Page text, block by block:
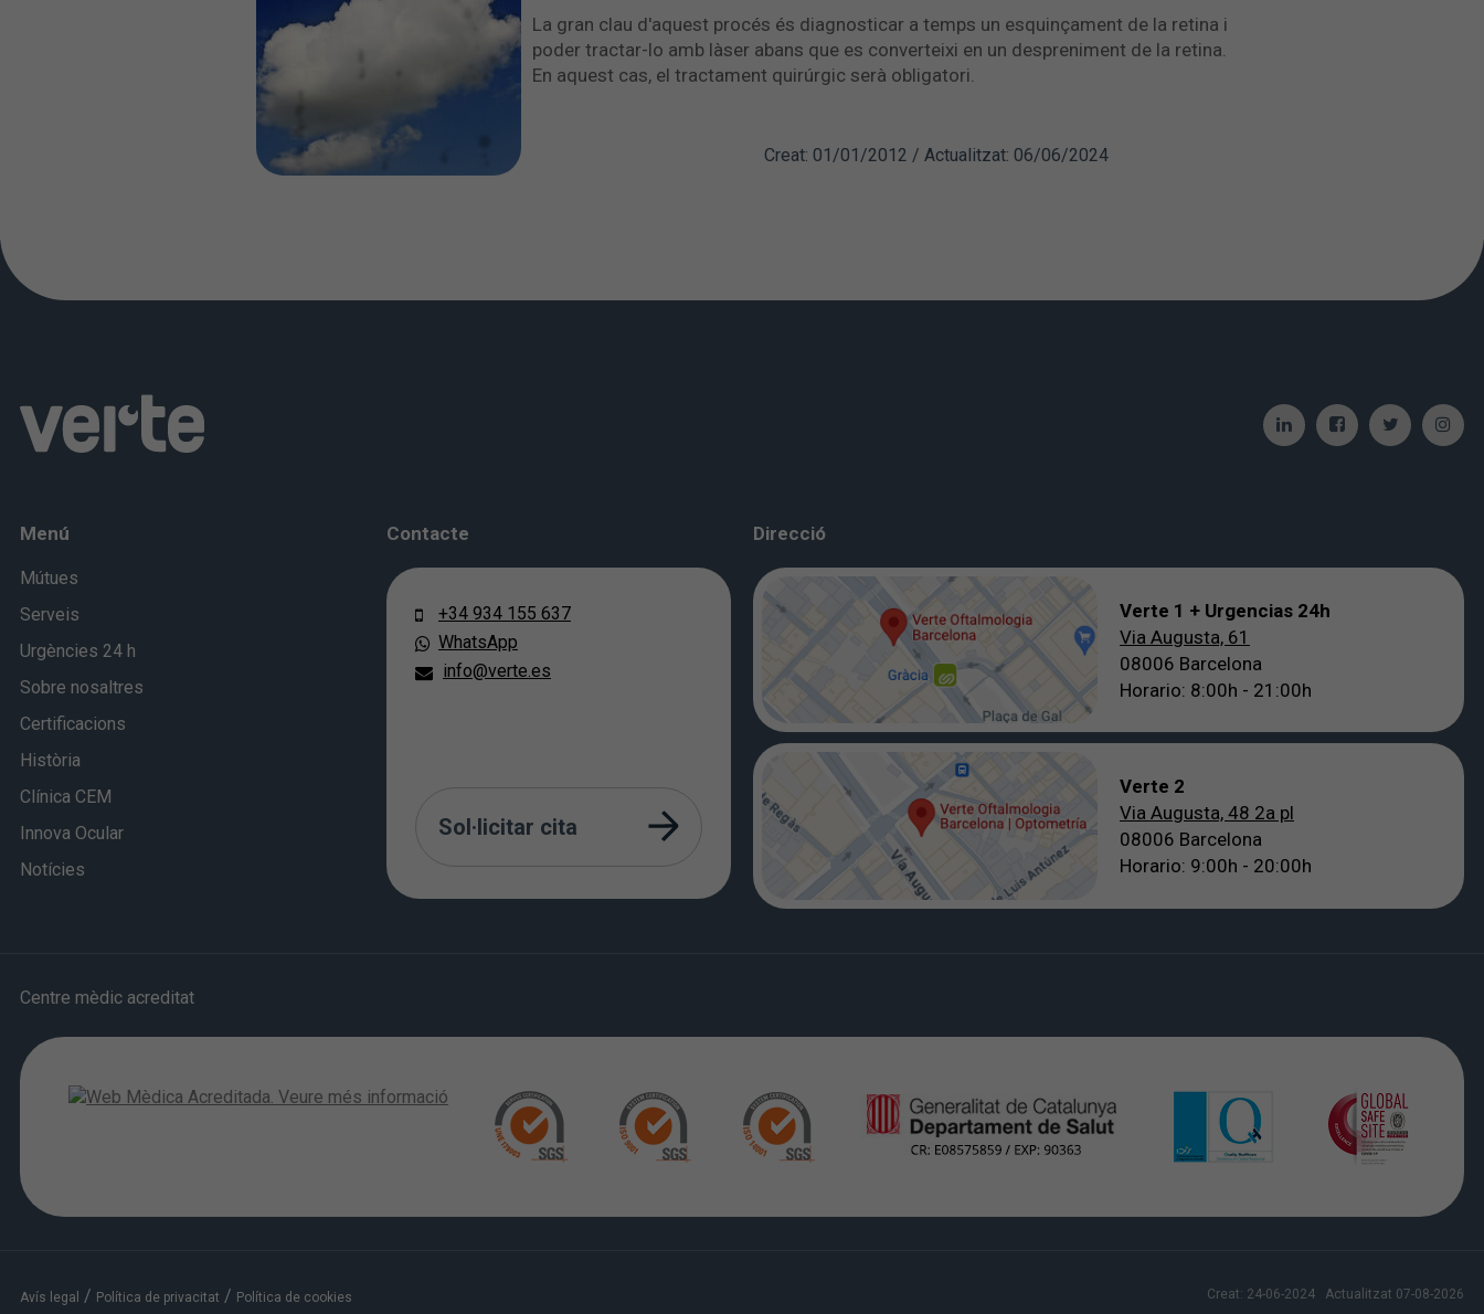
La gran clau d'aquest procés és diagnosticar a temps un esquinçament de la retina i
poder tractar-lo amb làser abans que es converteixi en un despreniment de la retina.
En aquest cas, el tractament quirúrgic serà obligatori.
Creat: 01/01/2012 / Actualitzat: 06/06/2024
Menú
Mútues
Serveis
Urgències 24 h
Sobre nosaltres
Certificacions
Història
Clínica CEM
Innova Ocular
Notícies
Contacte
+34 934 155 637
WhatsApp
info@verte.es
Sol·licitar cita
Direcció
Verte 1 + Urgencias 24h
Via Augusta, 61
08006 Barcelona
Horario: 8:00h - 21:00h
Verte 2
Via Augusta, 48 2a pl
08006 Barcelona
Horario: 9:00h - 20:00h
Centre mèdic acreditat
Avís legal / Política de privacitat / Política de cookies Creat: 24-06-2024 Actualitzat 07-08-2026